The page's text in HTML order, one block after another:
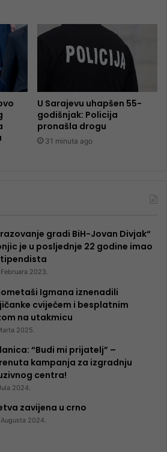
U Sarajevu uhapšen 55-
godišnjak: Policija
pronašla drogu
31 minuta ago
gradi BiH-Jovan Divjak“
je u posljednje 22 godine imao
Februara 2023.
Igmana iznenadili
cvijećem i besplatnim
na utakmicu
2025.
“Budi mi prijatelj” –
kampanja za izgradnju
centra!
2024.
zavijena u crno
Augusta 2024.